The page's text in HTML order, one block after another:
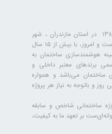
از سال ۱۳۸۸ در استان مازندران ، شهر
ساری فعالیت خود را آغاز کرده است و امروز، با بیش از ۱۵ سال
هوشمندسازی ساختمان به
برندهای معتبر داخلی و
می‌باشد و همواره
روز و باتوجه به نیاز هر پروژه
ساختمانی شاخص و سابقه
بر تعهد ما به کیفیت،